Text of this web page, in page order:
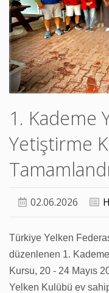
1. Kademe
Yetiştirme
Tamamlandı
02.06.2026
Türkiye Yelken
düzenlenen 1.
Kursu, 20 - 24 Mayıs
Yelken Kulübü ev